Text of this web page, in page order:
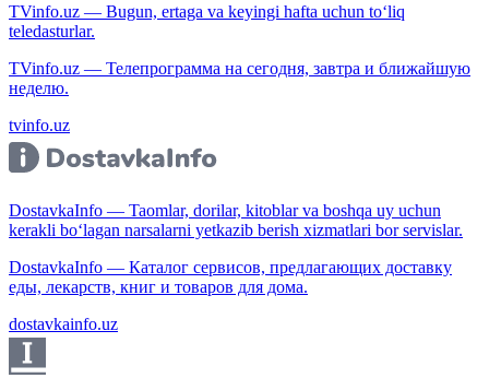
TVinfo.uz — Bugun, ertaga va keyingi hafta uchun to‘liq
teledasturlar.
TVinfo.uz — Телепрограмма на сегодня, завтра и ближайшую
неделю.
tvinfo.uz
DostavkaInfo — Taomlar, dorilar, kitoblar va boshqa uy uchun
kerakli bo‘lagan narsalarni yetkazib berish xizmatlari bor servislar.
DostavkaInfo — Каталог сервисов, предлагающих доставку
еды, лекарств, книг и товаров для дома.
dostavkainfo.uz